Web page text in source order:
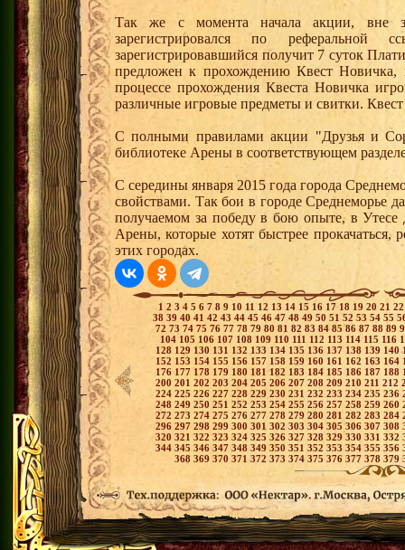
Так же с момента начала акции, вне
зарегистрировался по
зарегистрировавшийся получит 7 суток
предложен к прохождению Квест
процессе прохождения Квеста Новичка
различные игровые предметы и свитки.
С полными правилами акции "Друзья и
библиотеке Арены в соответствующем
С середины января 2015 года города
свойствами. Так бои в городе Среднеморье
получаемом за победу в бою опыте, в
Арены, которые хотят быстрее прокачаться,
этих городах.
1 2 3 4 5 6 7 8 9 10 11 12 13 14 15 16 17 18 19 20 21
38 39 40 41 42 43 44 45 46 47 48 49 50 51 52 53 54 55
72 73 74 75 76 77 78 79 80 81 82 83 84 8586 87 88 89
104 105 106 107 108 109 110 111 112 113 114 115 116
128 129 130 131 132 133 134 135 136 137 138 139 140
152 153 154 155 156 157 158 159 160 161 162 163 164
176 177 178 179 180 181182 183 184 185 186 187 188
200 201 202 203 204 205 206 207 208 209 210 211 212
224 225 226 227 228 229 230 231 232 233 234 235 236
248 249 250 251 252 253 254 255 256 257 258 259 260
272 273 274 275 276 277 278 279 280 281 282 283 284
296 297 298 299 300 301 302 303 304 305 306 307 308
320 321 322 323 324 325 326 327 328 329 330 331 332
344 345 346 347 348 349 350 351 352 353 354 355 356
368 369 370 371 372 373 374 375 376 377 378 379